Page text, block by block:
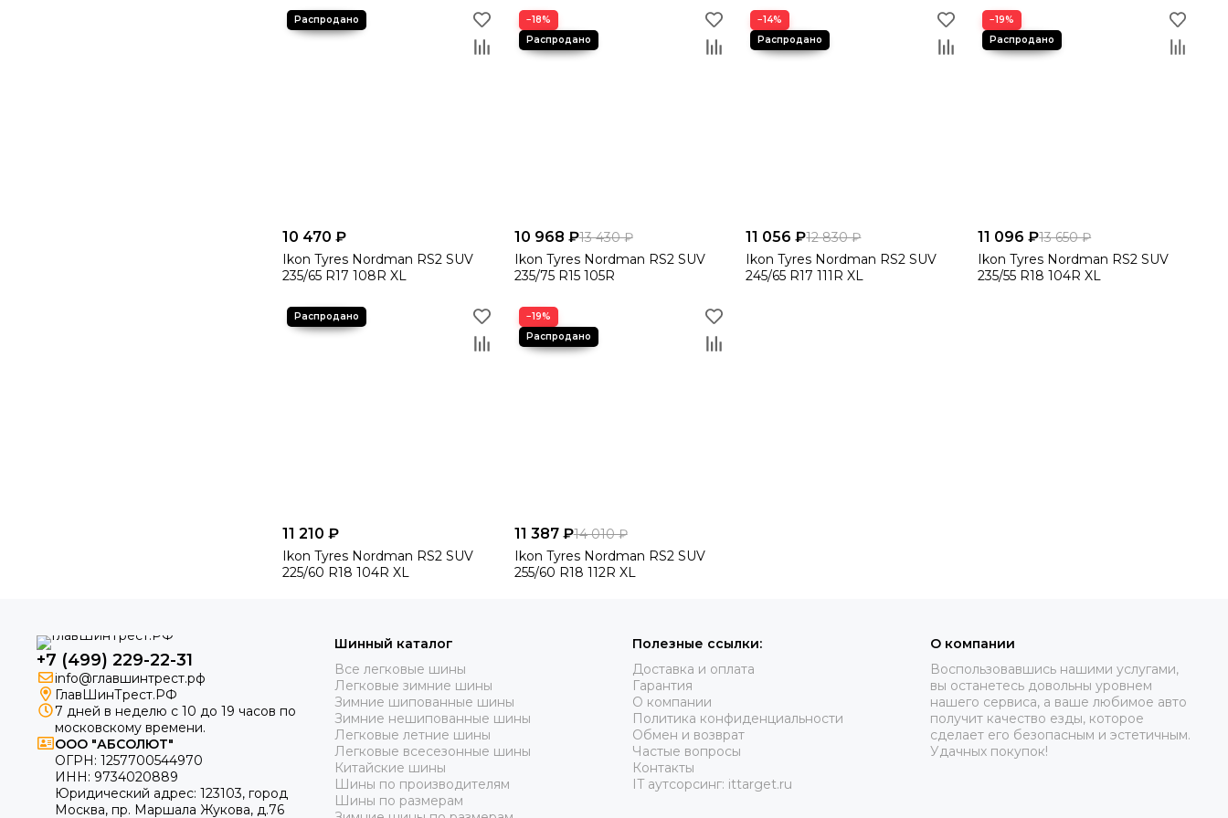
цене и условиях заказа!
10 470 ₽
Ikon Tyres Nordman RS2 SUV
235/65 R17 108R XL
−18%
10 968 ₽13 430 ₽
Ikon Tyres Nordman RS2 SUV
235/75 R15 105R
−14%
11 056 ₽12 830 ₽
Ikon Tyres Nordman RS2 SUV
245/65 R17 111R XL
−19%
11 096 ₽13 650 ₽
Ikon Tyres Nordman RS2 SUV
235/55 R18 104R XL
11 210 ₽
Ikon Tyres Nordman RS2 SUV
225/60 R18 104R XL
−19%
11 387 ₽14 010 ₽
Ikon Tyres Nordman RS2 SUV
255/60 R18 112R XL
+7 (499) 229-22-31
info@главшинтрест.рф
ГлавШинТрест.РФ
7 дней в неделю с 10 до 19 часов по
московскому времени.
ООО "АБСОЛЮТ"
ОГРН: 1257700544970
ИНН: 9734020889
Юридический адрес: 123103, город
Москва, пр. Маршала Жукова, д.76
Шинный каталог
Все легковые шины
Легковые зимние шины
Зимние шипованные шины
Зимние нешипованные шины
Легковые летние шины
Легковые всесезонные шины
Китайские шины
Шины по производителям
Шины по размерам
Полезные ссылки:
Доставка и оплата
Гарантия
О компании
Политика конфиденциальности
Обмен и возврат
Частые вопросы
Контакты
IT аутсорсинг: ittarget.ru
О компании
Воспользовавшись нашими услугами,
вы останетесь довольны уровнем
нашего сервиса, а ваше любимое авто
получит качество езды, которое
сделает его безопасным и эстетичным.
Удачных покупок!